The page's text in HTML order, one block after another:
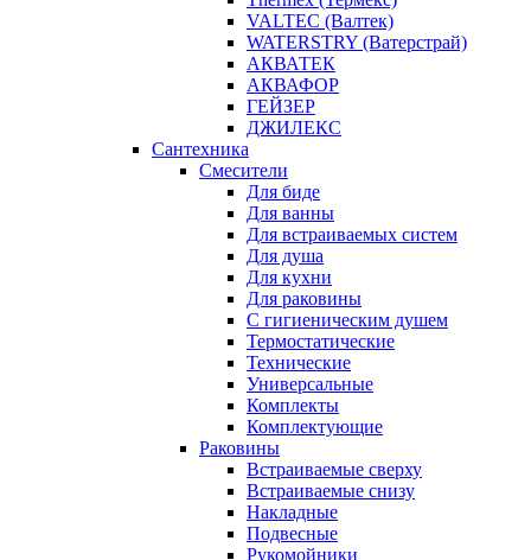
VALTEC (Валтек)
WATERSTRY (Ватерстрай)
АКВАТЕК
АКВАФОР
ГЕЙЗЕР
ДЖИЛЕКС
Сантехника
Смесители
Для биде
Для ванны
Для встраиваемых систем
Для душа
Для кухни
Для раковины
С гигиеническим душем
Термостатические
Технические
Универсальные
Комплекты
Комплектующие
Раковины
Встраиваемые сверху
Встраиваемые снизу
Накладные
Подвесные
Рукомойники